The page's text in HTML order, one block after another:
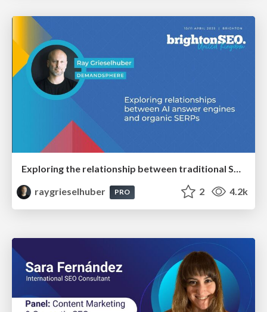
Exploring the relationship between traditional SERPs and Gen AI search
raygrieselhuber
PRO 2 4.2k